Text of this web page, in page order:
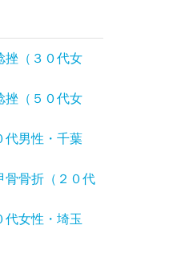
（３０代女
（５０代女
代男性・千葉
骨折（２０代
代女性・埼玉